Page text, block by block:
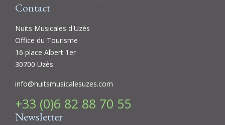
Contact
Nuits Musicales d'Uzès
Office du Tourisme
16 place Albert 1er
30700 Uzès
info@nuitsmusicalesuzes.com
+33 (0)6 82 88 70 55
Newsletter